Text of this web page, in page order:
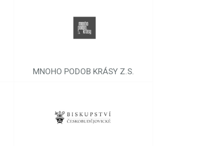
MNOHO PODOB KRÁSY Z.S.